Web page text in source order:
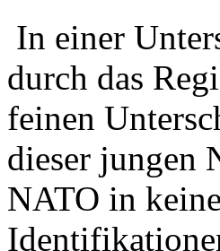
In einer
durch das
feinen
dieser jungen
NATO in